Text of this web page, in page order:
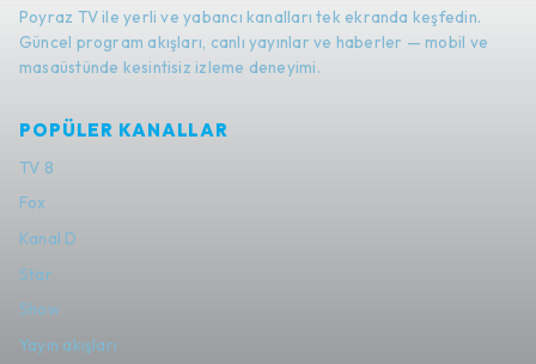
Poyraz TV ile yerli ve yabancı kanalları tek ekranda keşfedin.
Güncel program akışları, canlı yayınlar ve haberler — mobil ve
masaüstünde kesintisiz izleme deneyimi.
POPÜLER KANALLAR
TV 8
Fox
Kanal D
Star
Show
Yayın akışları